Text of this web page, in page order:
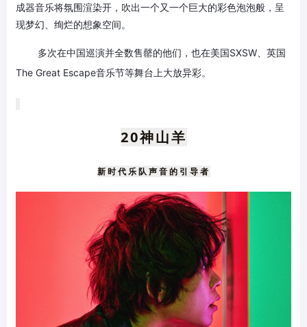
成器音乐将氛围渲染开，吹出一个又一个巨大的彩色泡泡般，呈
现梦幻、绚烂的想象空间。
多次在中国巡演并全数售罄的他们，也在美国SXSW、英国
The Great Escape音乐节等舞台上大放异彩。
20神山羊
新时代乐队声音的引导者